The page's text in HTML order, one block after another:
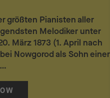
größten Pianisten aller
Melodiker unter
März 1873 (1. April nach
Nowgorod als Sohn einer